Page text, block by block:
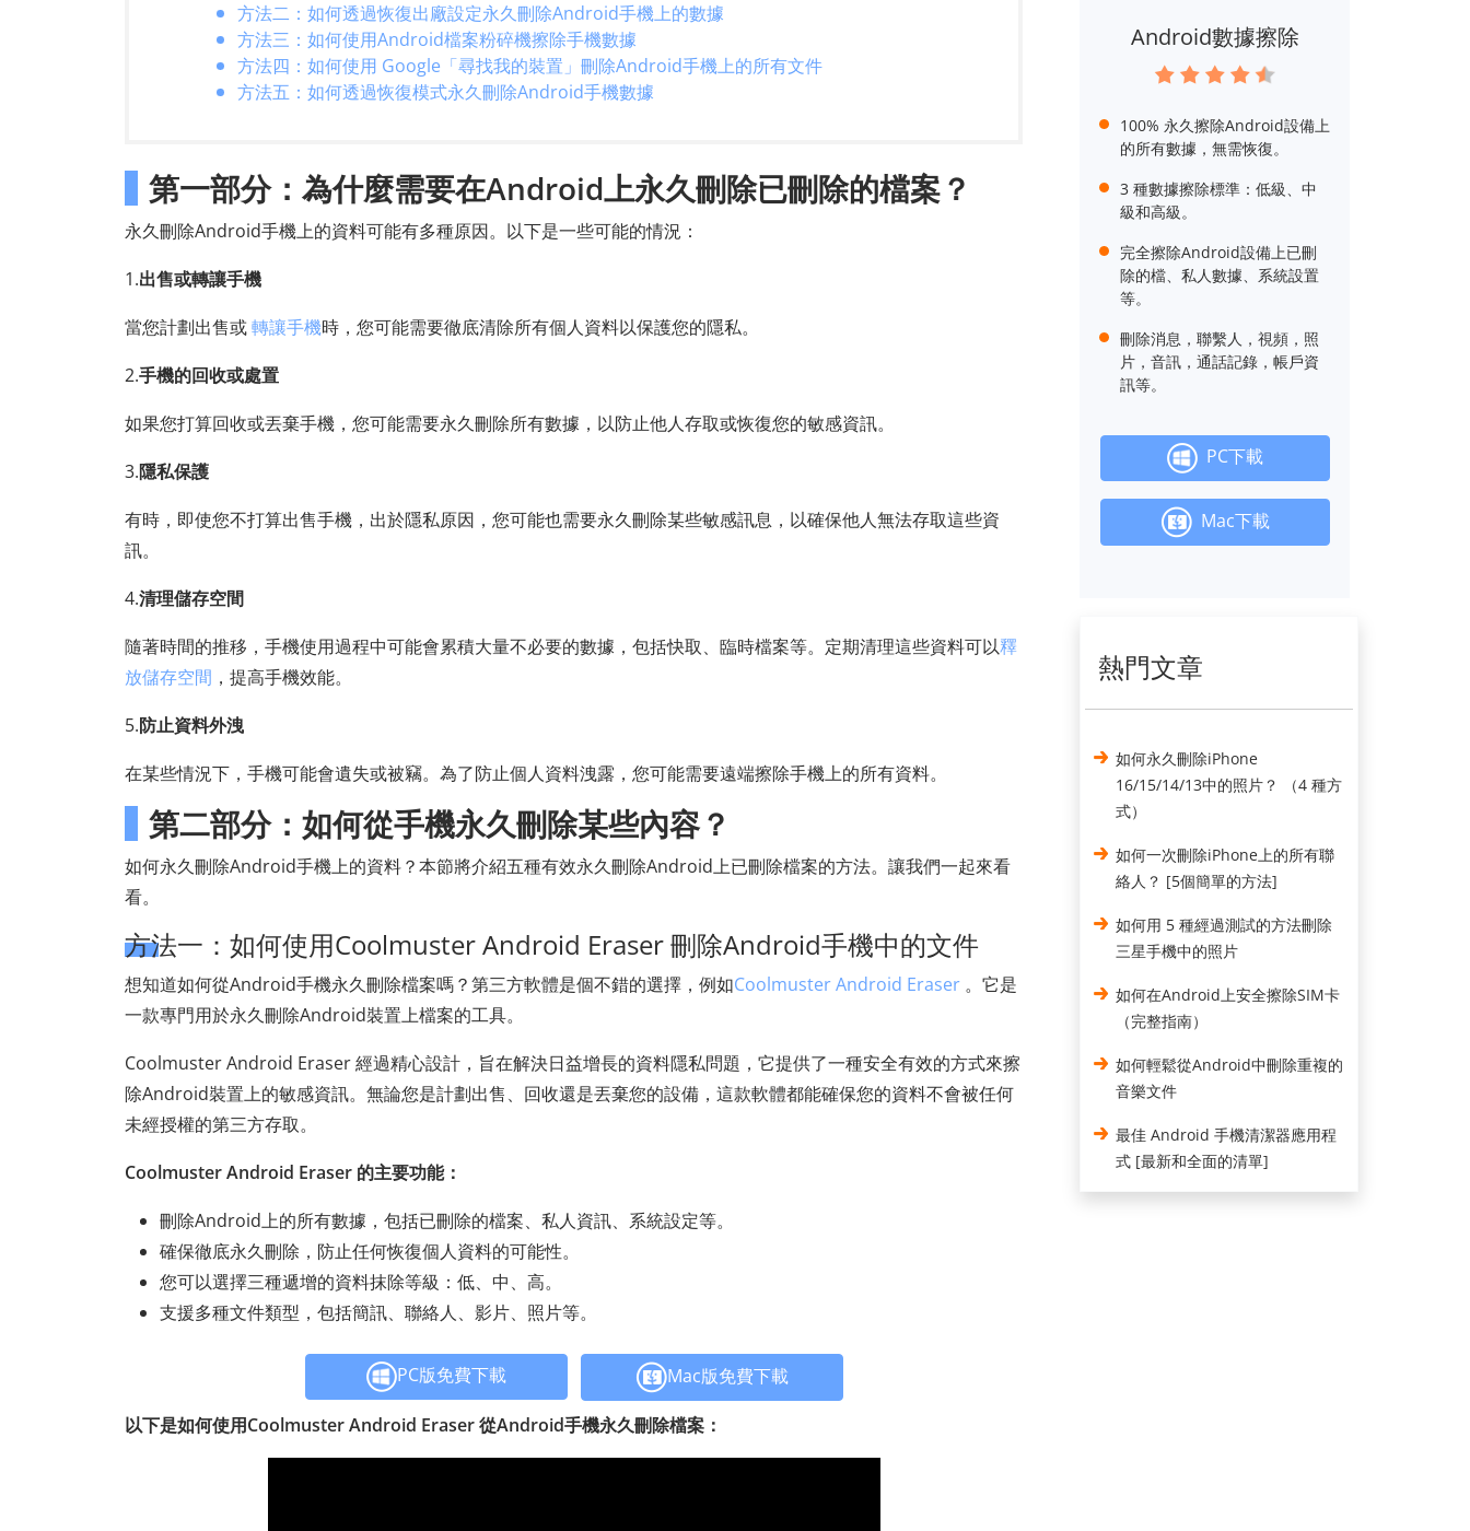
方法二：如何透過恢復出廠設定永久刪除Android手機上的數據
方法三：如何使用Android檔案粉碎機擦除手機數據
方法四：如何使用 Google「尋找我的裝置」刪除Android手機上的所有文件
方法五：如何透過恢復模式永久刪除Android手機數據
第一部分：為什麼需要在Android上永久刪除已刪除的檔案？
永久刪除Android手機上的資料可能有多種原因。以下是一些可能的情況：
1.出售或轉讓手機
當您計劃出售或轉讓手機時，您可能需要徹底清除所有個人資料以保護您的隱私。
2.手機的回收或處置
如果您打算回收或丟棄手機，您可能需要永久刪除所有數據，以防止他人存取或恢復您的敏感資訊。
3.隱私保護
有時，即使您不打算出售手機，出於隱私原因，您可能也需要永久刪除某些敏感訊息，以確保他人無法存取這些資
訊。
4.清理儲存空間
隨著時間的推移，手機使用過程中可能會累積大量不必要的數據，包括快取、臨時檔案等。定期清理這些資料可以釋
放儲存空間 ，提高手機效能。
5.防止資料外洩
在某些情況下，手機可能會遺失或被竊。為了防止個人資料洩露，您可能需要遠端擦除手機上的所有資料。
第二部分：如何從手機永久刪除某些內容？
如何永久刪除Android手機上的資料？本節將介紹五種有效永久刪除Android上已刪除檔案的方法。讓我們一起來看
看。
方法一：如何使用Coolmuster Android Eraser 刪除Android手機中的文件
想知道如何從Android手機永久刪除檔案嗎？第三方軟體是個不錯的選擇，例如Coolmuster Android Eraser 。它是
一款專門用於永久刪除Android裝置上檔案的工具。
Coolmuster Android Eraser 經過精心設計，旨在解決日益增長的資料隱私問題，它提供了一種安全有效的方式來擦
除Android裝置上的敏感資訊。無論您是計劃出售、回收還是丟棄您的設備，這款軟體都能確保您的資料不會被任何
未經授權的第三方存取。
Coolmuster Android Eraser 的主要功能：
刪除Android上的所有數據，包括已刪除的檔案、私人資訊、系統設定等。
確保徹底永久刪除，防止任何恢復個人資料的可能性。
您可以選擇三種遞增的資料抹除等級：低、中、高。
支援多種文件類型，包括簡訊、聯絡人、影片、照片等。
PC版免費下載 Mac版免費下載
以下是如何使用Coolmuster Android Eraser 從Android手機永久刪除檔案：
Android數據擦除
100% 永久擦除Android設備上
的所有數據，無需恢復。
3 種數據擦除標準：低級、中
級和高級。
完全擦除Android設備上已刪
除的檔、私人數據、系統設置
等。
刪除消息，聯繫人，視頻，照
片，音訊，通話記錄，帳戶資
訊等。
PC下載
Mac下載
熱門文章
如何永久刪除iPhone
16/15/14/13中的照片？ （4 種方
式）
如何一次刪除iPhone上的所有聯
絡人？ [5個簡單的方法]
如何用 5 種經過測試的方法刪除
三星手機中的照片
如何在Android上安全擦除SIM卡
（完整指南）
如何輕鬆從Android中刪除重複的
音樂文件
最佳 Android 手機清潔器應用程
式 [最新和全面的清單]